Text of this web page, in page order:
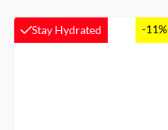
Stay Hydrated -11%